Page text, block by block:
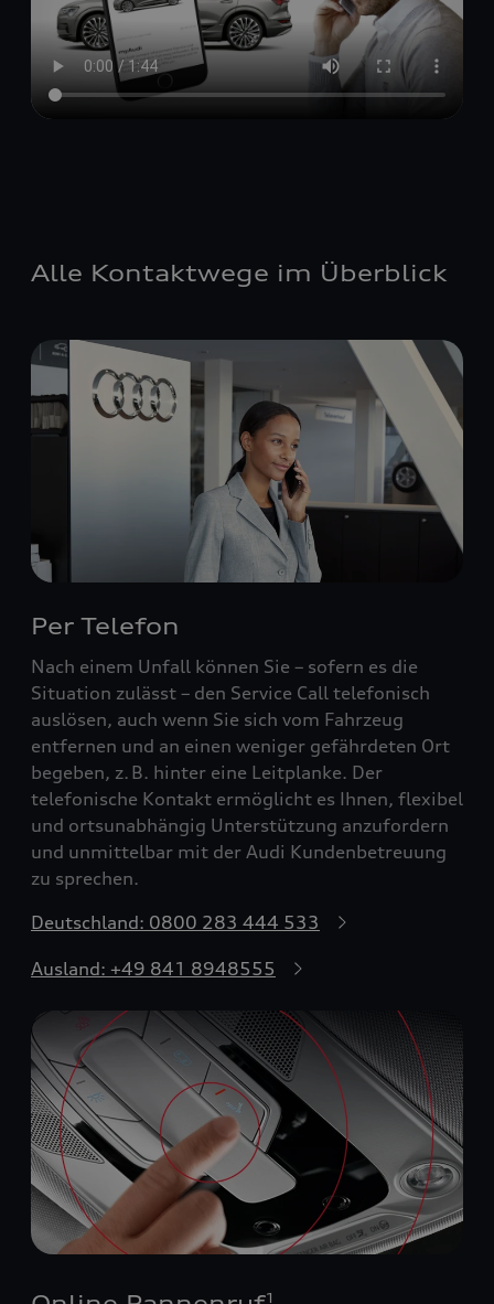
Alle Kontaktwege im Überblick
Per Telefon
Nach einem Unfall können Sie – sofern es die
Situation zulässt – den Service Call telefonisch
auslösen, auch wenn Sie sich vom Fahrzeug
entfernen und an einen weniger gefährdeten Ort
begeben, z. B. hinter eine Leitplanke. Der
telefonische Kontakt ermöglicht es Ihnen, flexibel
und ortsunabhängig Unterstützung anzufordern
und unmittelbar mit der Audi Kundenbetreuung
zu sprechen.
Deutschland: 0800 283 444 533
Ausland: +49 841 8948555
1